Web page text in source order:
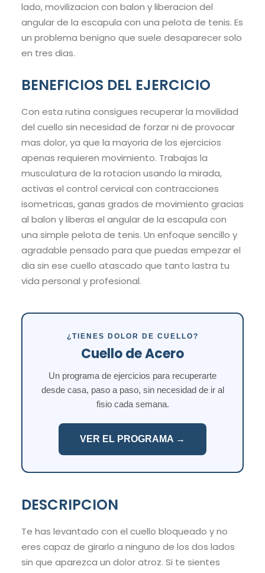
lado, movilizacion con balon y liberacion del
angular de la escapula con una pelota de tenis. Es
un problema benigno que suele desaparecer solo
en tres dias.
BENEFICIOS DEL EJERCICIO
Con esta rutina consigues recuperar la movilidad
del cuello sin necesidad de forzar ni de provocar
mas dolor, ya que la mayoria de los ejercicios
apenas requieren movimiento. Trabajas la
musculatura de la rotacion usando la mirada,
activas el control cervical con contracciones
isometricas, ganas grados de movimiento gracias
al balon y liberas el angular de la escapula con
una simple pelota de tenis. Un enfoque sencillo y
agradable pensado para que puedas empezar el
dia sin ese cuello atascado que tanto lastra tu
vida personal y profesional.
¿TIENES DOLOR DE CUELLO?
Cuello de Acero
Un programa de ejercicios para recuperarte
desde casa, paso a paso, sin necesidad de ir al
fisio cada semana.
VER EL PROGRAMA →
DESCRIPCION
Te has levantado con el cuello bloqueado y no
eres capaz de girarlo a ninguno de los dos lados
sin que aparezca un dolor atroz. Si te sientes